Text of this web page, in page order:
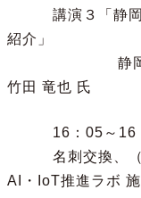
講演３「静岡県
紹介」
静岡県 産業
竹田 竜也 氏
16：05～16
名刺交換、（希
AI・IoT推進ラボ